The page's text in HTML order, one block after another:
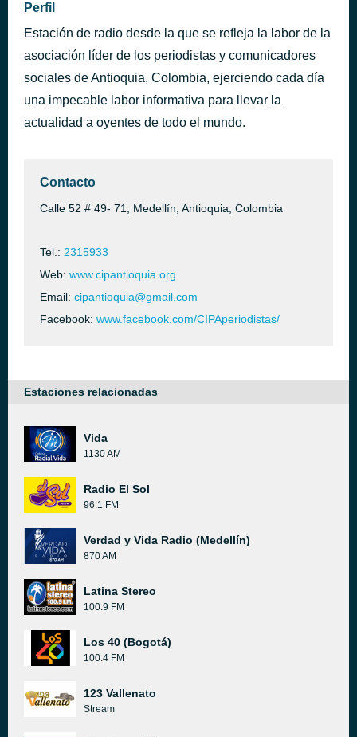
CUÑA 1 HOTEL WR [3dDh]
Desconocido
Cuña feria Ref Cero hambre [3mqL]
hace 2 días
Perfil
Estación de radio desde la que se refleja la labor de la
asociación líder de los periodistas y comunicadores
sociales de Antioquia, Colombia, ejerciendo cada día
una impecable labor informativa para llevar la
actualidad a oyentes de todo el mundo.
Contacto
Calle 52 # 49- 71, Medellín, Antioquia, Colombia
Tel.: 2315933
Web: www.cipantioquia.org
Email: cipantioquia@gmail.com
Facebook: www.facebook.com/CIPAperiodistas/
Estaciones relacionadas
Vida
1130 AM
Radio El Sol
96.1 FM
Verdad y Vida Radio (Medellín)
870 AM
Latina Stereo
100.9 FM
Los 40 (Bogotá)
100.4 FM
123 Vallenato
Stream